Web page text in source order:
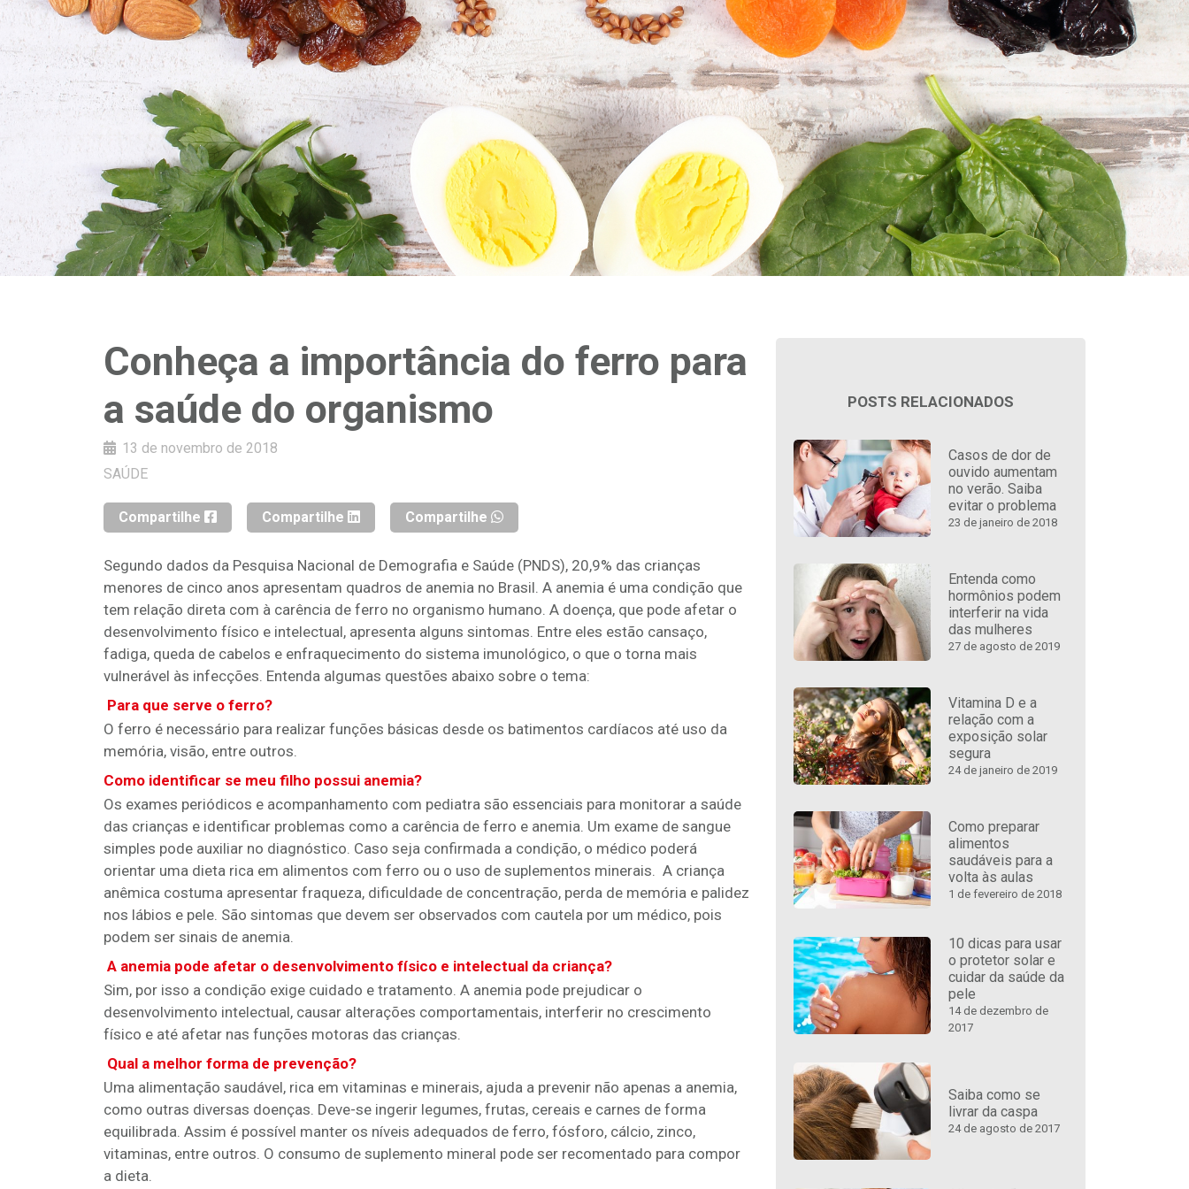
Conheça a importância do ferro para
a saúde do organismo
13 de novembro de 2018
SAÚDE
Compartilhe Compartilhe Compartilhe
Segundo dados da Pesquisa Nacional de Demografia e Saúde (PNDS), 20,9% das crianças
menores de cinco anos apresentam quadros de anemia no Brasil. A anemia é uma condição que
tem relação direta com à carência de ferro no organismo humano. A doença, que pode afetar o
desenvolvimento físico e intelectual, apresenta alguns sintomas. Entre eles estão cansaço,
fadiga, queda de cabelos e enfraquecimento do sistema imunológico, o que o torna mais
vulnerável às infecções. Entenda algumas questões abaixo sobre o tema:
Para que serve o ferro?
O ferro é necessário para realizar funções básicas desde os batimentos cardíacos até uso da
memória, visão, entre outros.
Como identificar se meu filho possui anemia?
Os exames periódicos e acompanhamento com pediatra são essenciais para monitorar a saúde
das crianças e identificar problemas como a carência de ferro e anemia. Um exame de sangue
simples pode auxiliar no diagnóstico. Caso seja confirmada a condição, o médico poderá
orientar uma dieta rica em alimentos com ferro ou o uso de suplementos minerais. A criança
anêmica costuma apresentar fraqueza, dificuldade de concentração, perda de memória e palidez
nos lábios e pele. São sintomas que devem ser observados com cautela por um médico, pois
podem ser sinais de anemia.
A anemia pode afetar o desenvolvimento físico e intelectual da criança?
Sim, por isso a condição exige cuidado e tratamento. A anemia pode prejudicar o
desenvolvimento intelectual, causar alterações comportamentais, interferir no crescimento
físico e até afetar nas funções motoras das crianças.
Qual a melhor forma de prevenção?
Uma alimentação saudável, rica em vitaminas e minerais, ajuda a prevenir não apenas a anemia,
como outras diversas doenças. Deve-se ingerir legumes, frutas, cereais e carnes de forma
equilibrada. Assim é possível manter os níveis adequados de ferro, fósforo, cálcio, zinco,
vitaminas, entre outros. O consumo de suplemento mineral pode ser recomentado para compor
a dieta.
POSTS RELACIONADOS
Casos de dor de
ouvido aumentam
no verão. Saiba
evitar o problema
23 de janeiro de 2018
Entenda como
hormônios podem
interferir na vida
das mulheres
27 de agosto de 2019
Vitamina D e a
relação com a
exposição solar
segura
24 de janeiro de 2019
Como preparar
alimentos
saudáveis para a
volta às aulas
1 de fevereiro de 2018
10 dicas para usar
o protetor solar e
cuidar da saúde da
pele
14 de dezembro de
2017
Saiba como se
livrar da caspa
24 de agosto de 2017